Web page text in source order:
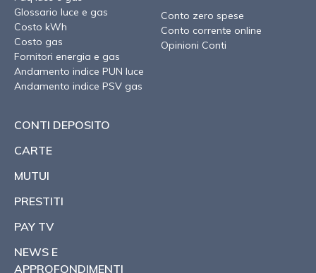
Glossario luce e gas
Costo kWh
Costo gas
Fornitori energia e gas
Andamento indice PUN luce
Andamento indice PSV gas
Conto zero spese
Conto corrente online
Opinioni Conti
CONTI DEPOSITO
CARTE
MUTUI
PRESTITI
PAY TV
NEWS E
APPROFONDIMENTI